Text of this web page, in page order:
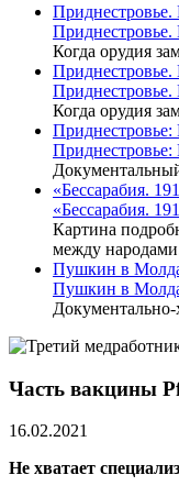
Приднестровье.
Приднестровье.
Когда орудия
Приднестровье.
Приднестровье.
Когда орудия
Приднестровье:
Приднестровье:
«Бессарабия.
«Бессарабия.
Картина
между
Пушкин в
Пушкин в
Часть вакцины
16.02.2021
Не хватает